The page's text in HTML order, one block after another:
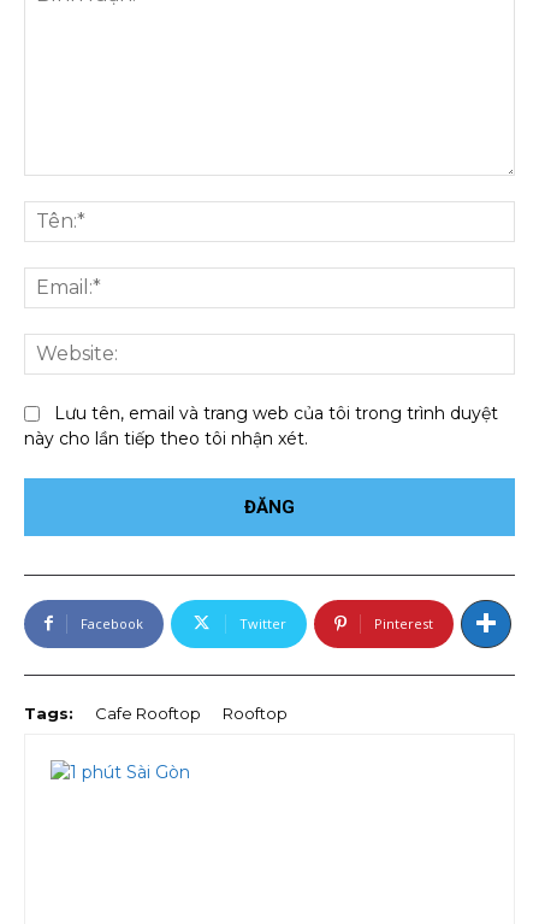
luận:
Lưu tên, email và trang web của tôi trong trình duyệt
này cho lần tiếp theo tôi nhận xét.
Facebook Twitter Pinterest
Tags: Cafe Rooftop Rooftop